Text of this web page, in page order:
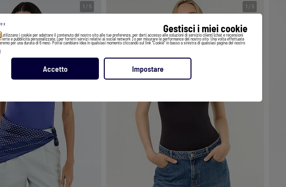
Gestisci i miei cookie
utilizzano i cookie per adattare il contenuto del nostro sito alle tue preferenze, per darti accesso alle soluzioni di servizio clienti (chat e recensioni
e pubblicità personalizzate, [per fornirti servizi relativi ai social network ] o per misurare le performance del nostro sito. Una volta effettuata
per una durata di 6 mesi. Potrai cambiare idea in qualsiasi momento cliccando sul link "Cookie" in basso a sinistra di qualsiasi pagina del nostro
Accetto Impostare
x
1 / 5 1 / 5